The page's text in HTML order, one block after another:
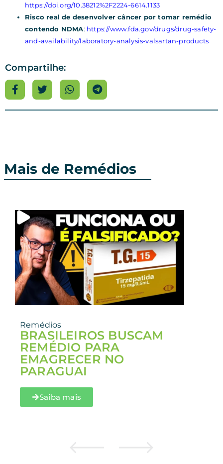
https://doi.org/10.38212%2F2224-6614.1133
Risco real de desenvolver câncer por tomar remédio
contendo NDMA: https://www.fda.gov/drugs/drug-safety-
and-availability/laboratory-analysis-valsartan-products
Compartilhe:
Mais de Remédios
Remédios
BRASILEIROS BUSCAM
REMÉDIO PARA
EMAGRECER NO
PARAGUAI
Saiba mais